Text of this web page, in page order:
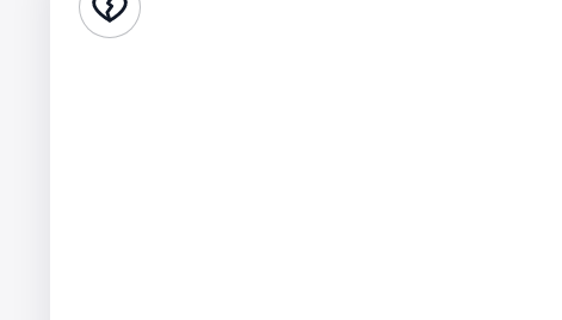
Стендап